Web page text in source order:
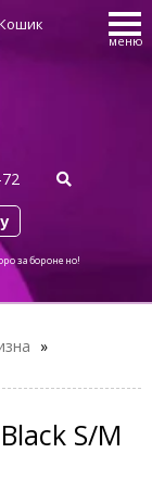
меню
заборонено!
»
S/M